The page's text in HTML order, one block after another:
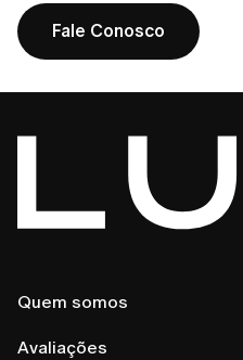
Fale Conosco
Quem somos
Avaliações